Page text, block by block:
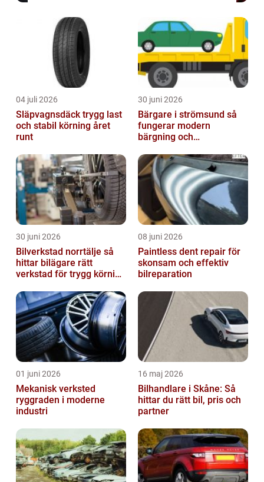
04 juli 2026
Släpvagnsdäck trygg last
och stabil körning året
runt
30 juni 2026
Bärgare i strömsund så
fungerar modern
bärgning och
30 juni 2026
Bilverkstad norrtälje så
hittar bilägare rätt
verkstad för trygg körning
08 juni 2026
Paintless dent repair för
skonsam och effektiv
bilreparation
01 juni 2026
Mekanisk verksted
ryggraden i moderne
industri
16 maj 2026
Bilhandlare i Skåne: Så
hittar du rätt bil, pris och
partner